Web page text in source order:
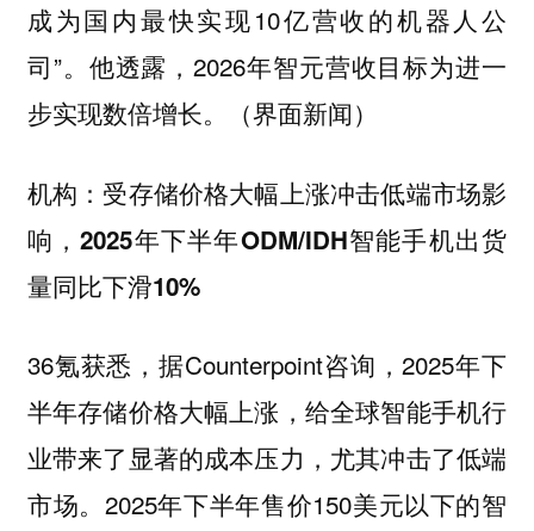
成为国内最快实现10亿营收的机器人公
司”。他透露，2026年智元营收目标为进一
步实现数倍增长。（界面新闻）
机构：受存储价格大幅上涨冲击低端市场影
响，2025年下半年ODM/IDH智能手机出货
量同比下滑10%
36氪获悉，据Counterpoint咨询，2025年下
半年存储价格大幅上涨，给全球智能手机行
业带来了显著的成本压力，尤其冲击了低端
市场。2025年下半年售价150美元以下的智